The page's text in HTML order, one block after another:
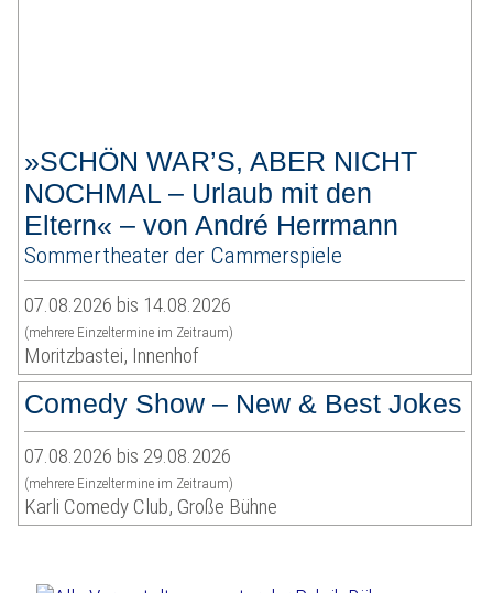
»SCHÖN WAR’S, ABER NICHT
NOCHMAL – Urlaub mit den
Eltern« – von André Herrmann
Sommertheater der Cammerspiele
07.08.2026 bis 14.08.2026
(mehrere Einzeltermine im Zeitraum)
Moritzbastei, Innenhof
Comedy Show – New & Best Jokes
07.08.2026 bis 29.08.2026
(mehrere Einzeltermine im Zeitraum)
Karli Comedy Club, Große Bühne